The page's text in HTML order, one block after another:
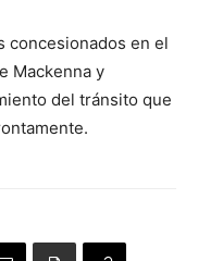
concesionados en el
Mackenna y
del tránsito que